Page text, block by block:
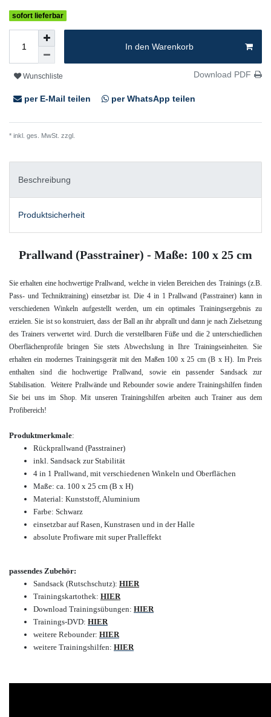
sofort lieferbar
In den Warenkorb
Wunschliste Download PDF
per E-Mail teilen per WhatsApp teilen
* inkl. ges. MwSt. zzgl.
Beschreibung
Produktsicherheit
Prallwand (Passtrainer) - Maße: 100 x 25 cm
Sie erhalten eine hochwertige Prallwand, welche in vielen Bereichen des Trainings (z.B.
Pass- und Techniktraining) einsetzbar ist. Die 4 in 1 Prallwand (Passtrainer) kann in
verschiedenen Winkeln aufgestellt werden, um ein optimales Trainingsergebnis zu
erzielen. Sie ist so konstruiert, dass der Ball an ihr abprallt und dann je nach Zielsetzung
des Trainers verwertet wird. Durch die verstellbaren Füße und die 2 unterschiedlichen
Oberflächenprofile bringen Sie stets Abwechslung in Ihre Trainingseinheiten. Sie
erhalten ein modernes Trainingsgerät mit den Maßen 100 x 25 cm (B x H). Im Preis
enthalten sind die hochwertige Prallwand, sowie ein passender Sandsack zur
Stabilisation. Weitere Prallwände und Rebounder sowie andere Trainingshilfen finden
Sie bei uns im Shop. Mit unseren Trainingshilfen arbeiten auch Trainer aus dem
Profibereich!
Produktmerkmale:
Rückprallwand (Passtrainer)
inkl. Sandsack zur Stabilität
4 in 1 Prallwand, mit verschiedenen Winkeln und Oberflächen
Maße: ca. 100 x 25 cm (B x H)
Material: Kunststoff, Aluminium
Farbe: Schwarz
einsetzbar auf Rasen, Kunstrasen und in der Halle
absolute Profiware mit super Pralleffekt
passendes Zubehör:
Sandsack (Rutschschutz): HIER
Trainingskartothek: HIER
Download Trainingsübungen: HIER
Trainings-DVD: HIER
weitere Rebounder: HIER
weitere Trainingshilfen: HIER